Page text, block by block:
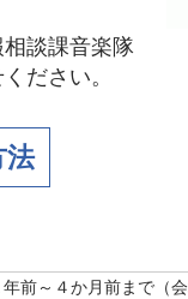
談課音楽隊
ださい。
法
前～４か月前まで（